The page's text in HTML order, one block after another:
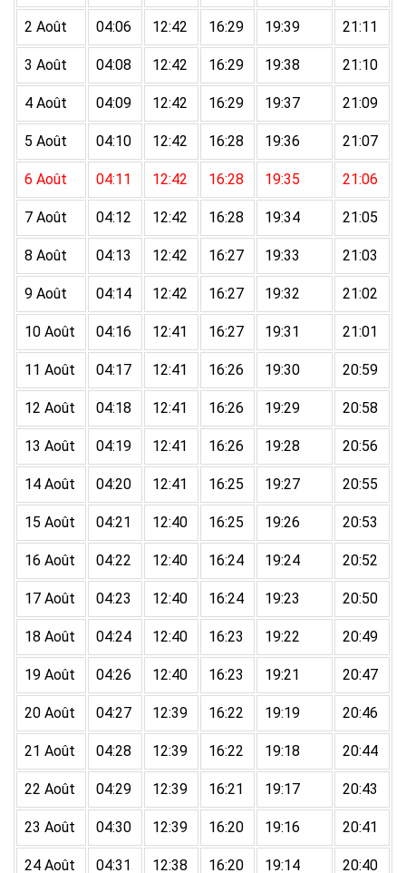
2 Août 04:06 12:42 16:29 19:39 21:11
3 Août 04:08 12:42 16:29 19:38 21:10
4 Août 04:09 12:42 16:29 19:37 21:09
5 Août 04:10 12:42 16:28 19:36 21:07
6 Août 04:11 12:42 16:28 19:35 21:06
7 Août 04:12 12:42 16:28 19:34 21:05
8 Août 04:13 12:42 16:27 19:33 21:03
9 Août 04:14 12:42 16:27 19:32 21:02
10 Août 04:16 12:41 16:27 19:31 21:01
11 Août 04:17 12:41 16:26 19:30 20:59
12 Août 04:18 12:41 16:26 19:29 20:58
13 Août 04:19 12:41 16:26 19:28 20:56
14 Août 04:20 12:41 16:25 19:27 20:55
15 Août 04:21 12:40 16:25 19:26 20:53
16 Août 04:22 12:40 16:24 19:24 20:52
17 Août 04:23 12:40 16:24 19:23 20:50
18 Août 04:24 12:40 16:23 19:22 20:49
19 Août 04:26 12:40 16:23 19:21 20:47
20 Août 04:27 12:39 16:22 19:19 20:46
21 Août 04:28 12:39 16:22 19:18 20:44
22 Août 04:29 12:39 16:21 19:17 20:43
23 Août 04:30 12:39 16:20 19:16 20:41
24 Août 04:31 12:38 16:20 19:14 20:40